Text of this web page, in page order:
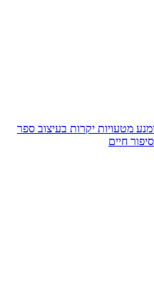
מטעויות יקרות בעיצוב ספר
חיים